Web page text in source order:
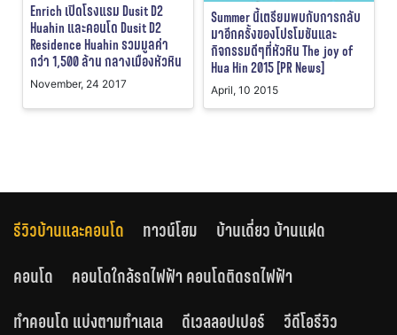
Enrich เปิดโรงแรม Dusit D2
Huahin และคอนโด Dusit D2
Residence Huahin รวมมูลค่า
กว่า 1,500 ล้าน กลางเมืองหัวหิน
November, 24 2017
Summer นี้เตรียมพบกับการกลับ
มาอีกครั้งของโปรโมชันและ
กิจกรรมดีๆที่หัวหิน The joy of
Hua Hin 2015 [PR News]
April, 10 2015
รีวิวบ้านและคอนโด ทาวน์โฮม
บ้านเดี่ยว บ้านแฝด
คอนโด
คอนโดใกล้รถไฟฟ้า คอนโดติดรถไฟฟ้า
ทำคอนโด แบ่งตามทำเลเล
ดีเวลลอปเปอร์ วีดีโอรีวิว